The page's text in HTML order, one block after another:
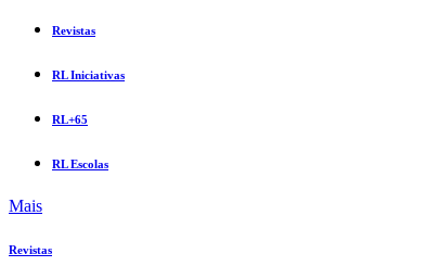
Revistas
RL Iniciativas
RL+65
RL Escolas
Mais
Revistas